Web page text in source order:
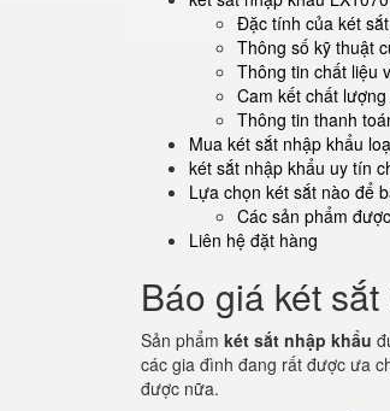
Đặc tính của két
Thông số kỹ thuật
Thông tin chất liệu
Cam kết chất
Thông tin thanh
Mua két sắt nhập khẩu
két sắt nhập khẩu uy tín
Lựa chọn két sắt nào để
Các sản phẩm
Liên hệ đặt hàng
Báo giá két
Sản phẩm két sắt nhập khẩu
các gia đình đang rất được ưa
được nữa.